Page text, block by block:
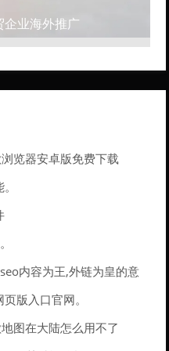
企业海外推广
览器安卓版免费下载
内容为王,外链为皇的意
版入口官网。
图在大陆怎么用不了